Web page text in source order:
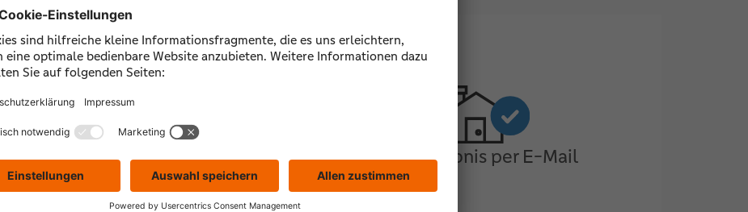
So funktioniert's
Vertragssichtung
3. Ergebnis per E-Mail